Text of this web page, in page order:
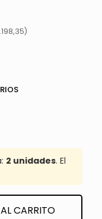
2 unidades. El
CARRITO